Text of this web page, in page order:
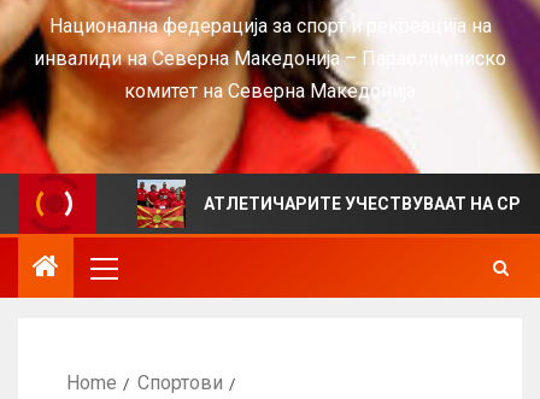
Национална федерација за спорт и рекреација на
инвалиди на Северна Македонија – Параолимписко
комитет на Северна Македонија
АТЛЕТИЧАРИТЕ УЧЕСТВУВААТ НА СРБИЈА ОПЕН
Home
Спортови